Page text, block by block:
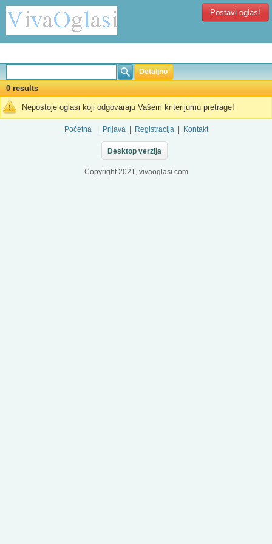
Postavi oglas!
Detaljno
0 results
Nepostoje oglasi koji odgovaraju Vašem kriterijumu pretrage!
Početna Prijava Registracija Kontakt
Desktop verzija
Copyright 2021, vivaoglasi.com